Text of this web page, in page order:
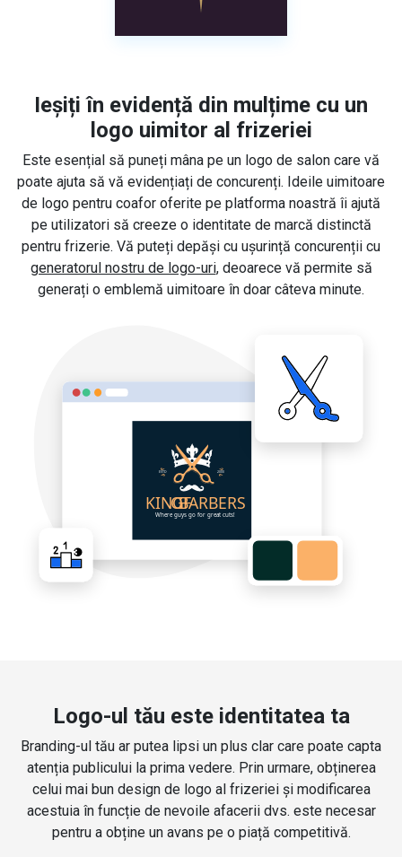
Ieșiți în evidență din mulțime cu un
logo uimitor al frizeriei
Este esențial să puneți mâna pe un logo de salon care vă
poate ajuta să vă evidențiați de concurenți. Ideile uimitoare
de logo pentru coafor oferite pe platforma noastră îi ajută
pe utilizatori să creeze o identitate de marcă distinctă
pentru frizerie. Vă puteți depăși cu ușurință concurenții cu
generatorul nostru de logo-uri, deoarece vă permite să
generați o emblemă uimitoare în doar câteva minute.
Logo-ul tău este identitatea ta
Branding-ul tău ar putea lipsi un plus clar care poate capta
atenția publicului la prima vedere. Prin urmare, obținerea
celui mai bun design de logo al frizeriei și modificarea
acestuia în funcție de nevoile afacerii dvs. este necesar
pentru a obține un avans pe o piață competitivă.